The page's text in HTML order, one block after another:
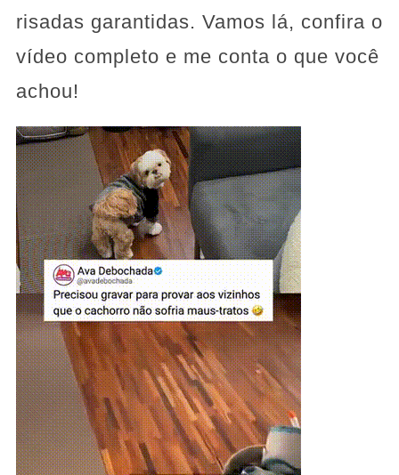
risadas garantidas. Vamos lá, confira o
vídeo completo e me conta o que você
achou!